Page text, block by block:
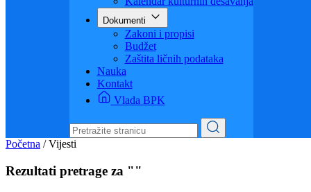
Udruženja
Kalendar kulturnih dešavanja
Dokumenti
Zakoni i propisi
Budžet
Zaštita ličnih podataka
Nauka
Kontakt
Vlada BPK
Vijesti